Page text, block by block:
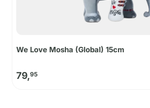
We Love Mosha (Global) 15cm
79,95